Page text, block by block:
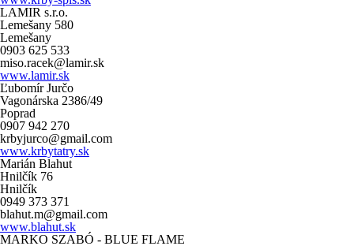
LAMIR s.r.o.
Lemešany 580
Lemešany
0903 625 533
miso.racek@lamir.sk
www.lamir.sk
Ľubomír Jurčo
Vagonárska 2386/49
Poprad
0907 942 270
krbyjurco@gmail.com
www.krbytatry.sk
Marián Blahut
Hnilčík 76
Hnilčík
0949 373 371
blahut.m@gmail.com
www.blahut.sk
MARKO SZABÓ - BLUE FLAME